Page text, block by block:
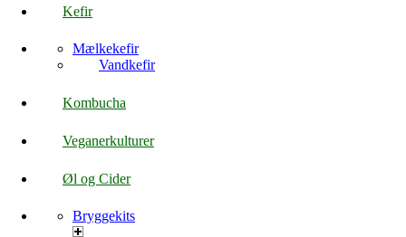
Kefir
Mælkekefir
Vandkefir
Kombucha
Veganerkulturer
Øl og Cider
Bryggekits